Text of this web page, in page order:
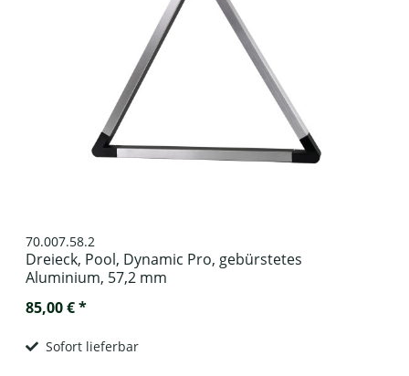
70.007.58.2
Dreieck, Pool, Dynamic Pro, gebürstetes
Aluminium, 57,2 mm
85,00 € *
Sofort lieferbar